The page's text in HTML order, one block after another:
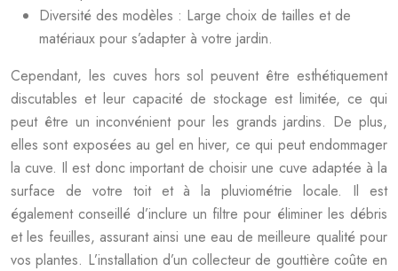
Diversité des modèles : Large choix de tailles et de
matériaux pour s’adapter à votre jardin.
Cependant, les cuves hors sol peuvent être esthétiquement
discutables et leur capacité de stockage est limitée, ce qui
peut être un inconvénient pour les grands jardins. De plus,
elles sont exposées au gel en hiver, ce qui peut endommager
la cuve. Il est donc important de choisir une cuve adaptée à la
surface de votre toit et à la pluviométrie locale. Il est
également conseillé d’inclure un filtre pour éliminer les débris
et les feuilles, assurant ainsi une eau de meilleure qualité pour
vos plantes. L’installation d’un collecteur de gouttière coûte en